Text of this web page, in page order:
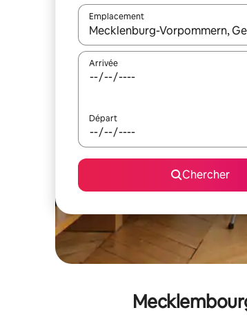
Emplacement
Quand les résultats sont affichés,
Arrivée
Départ
Chercher